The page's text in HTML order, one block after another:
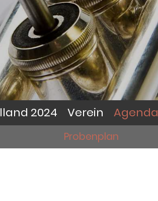
2024 Verein Agenda
Probenplan